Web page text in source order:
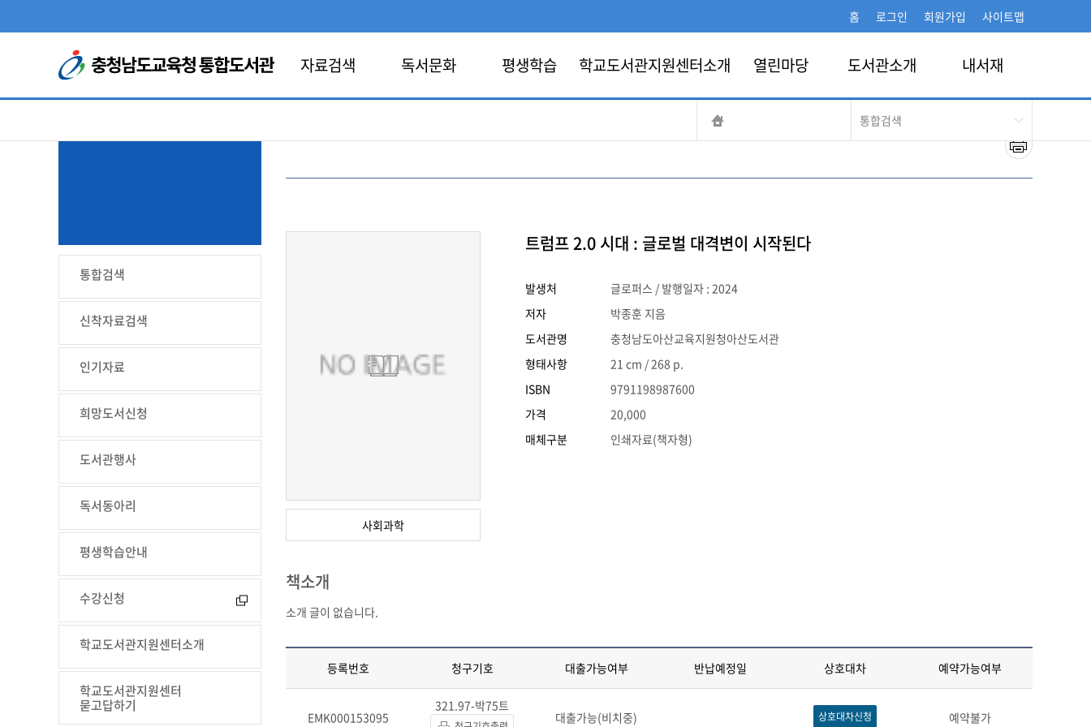
홈 로그인 회원가입 사이트맵
자료검색 독서문화 평생학습 학교도서관지원센터소개 열린마당 도서관소개 내서재
통합검색
신착자료검색
인기자료
희망도서신청
도서관행사
독서동아리
평생학습안내
수강신청
학교도서관지원센터소개
학교도서관지원센터
묻고답하기
사회과학
트럼프 2.0 시대 : 글로벌 대격변이 시작된다
발생처
글로퍼스 / 발행일자 : 2024
저자
박종훈 지음
도서관명
충청남도아산교육지원청아산도서관
형태사항
21 cm / 268 p.
ISBN
9791198987600
가격
20,000
매체구분
인쇄자료(책자형)
책소개
소개 글이 없습니다.
등록번호 청구기호 대출가능여부 반납예정일 상호대차 예약가능여부
EMK000153095
321.97-박75트
대출가능(비치중) 상호대차신청 예약불가